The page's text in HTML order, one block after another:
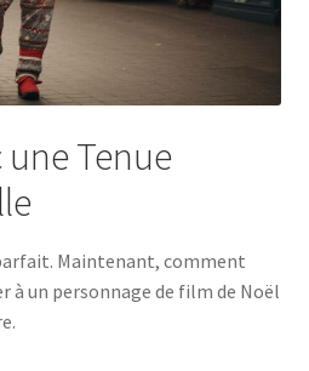
Tenue
Maintenant, comment
à un personnage de film de Noël